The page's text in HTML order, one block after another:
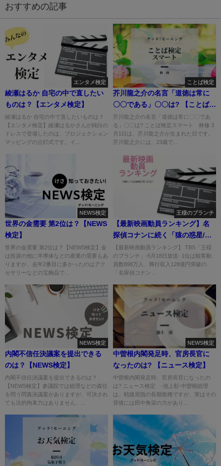
おすすめの記事
エンタメ検定
綾瀬はるか 自宅の中で直したい
ものは？【エンタメ検定】
綾瀬はるか 自宅の中で直したいものは？
【エンタメ検定】綾瀬はるかさんが純白の
ドレスで登場したのは、プロジェクション
マッピングの点灯式です。イ...
ことば検定
芥川龍之介の名言「道徳は常に
〇〇である」〇〇は? 【ことば検
定スマート】
芥川龍之介の名言「道徳は常に〇〇であ
る」〇〇は? ことば検定スマート 林修 3
月1日は、芥川龍之介が生まれた日です。
芥川龍之介には、23歳で...
NEWS検定
世界の金需要 第2位は？【NEWS
検定】
世界の金需要 第2位は？【NEWS検定】金
は投資の他に半導体などの産業の需要もあ
りますが、去年2番目に多かったのはアク
セサリーなどの宝飾品で...
王様のブランチ
【最新映画動員ランキング】名
探偵コナンに続く「猿の惑星/キ
ングダム」
【最新映画動員ランキング】 TBS「王様
のブランチ」-5月18日放送- 1位は観客動
員数898万人、興行収入128億円突破の
「名探偵コナン ...
NEWS検定
内閣不信任決議案を提出できる
のは？【NEWS検定】
内閣不信任決議案を提出できるのは？
【NEWS検定】参議院では総理などの責任
を問う問責決議案がありますが、可決され
ても法的拘束力はありません。...
NEWS検定
中曽根内閣発足時、官房長官に
なったのは? 【ニュース検定】
中曽根内閣発足時、官房長官になったの
は? ニュース検定 -池上彰-中曽根総理
は、戦後屈指の長期政権ですが、実はその
背後には田中角栄の力があり...